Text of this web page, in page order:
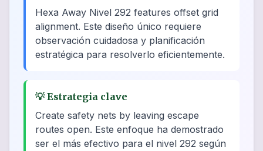
Hexa Away Nivel 292 features offset grid
alignment. Este diseño único requiere
observación cuidadosa y planificación
estratégica para resolverlo eficientemente.
💡Estrategia clave
Create safety nets by leaving escape
routes open. Este enfoque ha demostrado
ser el más efectivo para el nivel 292 según